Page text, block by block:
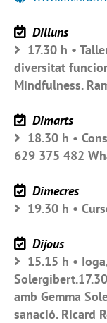
Dilluns
17.30 h •
diversitat
Mindfulness.
Dimarts
18.30 h •
629 375 482
Dimecres
19.30 h •
Dijous
15.15 h •
amb Gemma
sanació. Ricard